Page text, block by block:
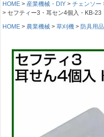
HOME
産業機械・DIY チェンソー
セフティー3・耳セン4個入・KB-23
HOME
農業機械 草刈機 防具用品